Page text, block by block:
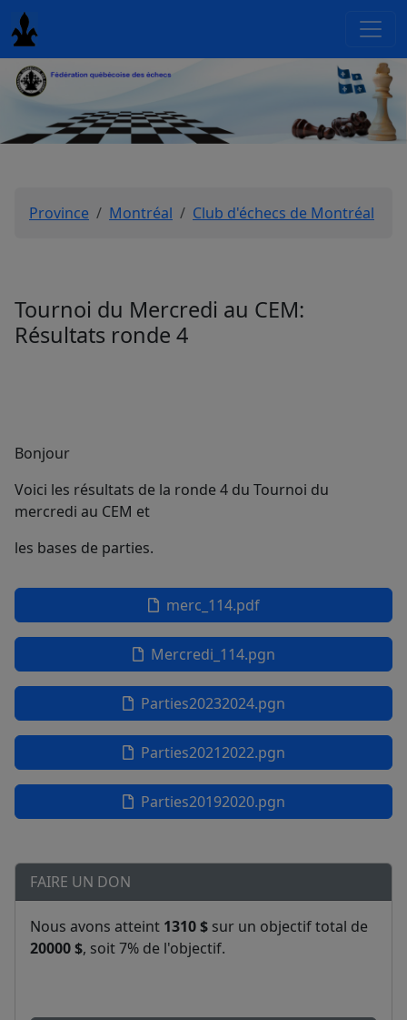
Province Montréal Club d'échecs de Montréal
Tournoi du Mercredi au CEM:
Résultats ronde 4
Bonjour
Voici les résultats de la ronde 4 du Tournoi du
mercredi au CEM et
les bases de parties.
merc_114.pdf
Mercredi_114.pgn
Parties20232024.pgn
Parties20212022.pgn
Parties20192020.pgn
FAIRE UN DON
Nous avons atteint 1310 $ sur un objectif total de
20000 $, soit 7% de l'objectif.